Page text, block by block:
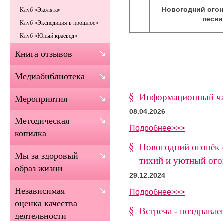
Новогодний
Информационный
08.04.2026
Подробнее>>>
Новогодний огонёк
тихий и уютный
29.12.2024
Подробнее>>>
Встреча -
Клуб «Эколята»
Клуб «Экспедиция в прошлое»
Клуб «Юный краевед»
Книга отзывов
Медиабиблиотека
Мероприятия
Методическая
копилка
Мы за здоровый
образ жизни
Независимая
оценка качества
деятельности